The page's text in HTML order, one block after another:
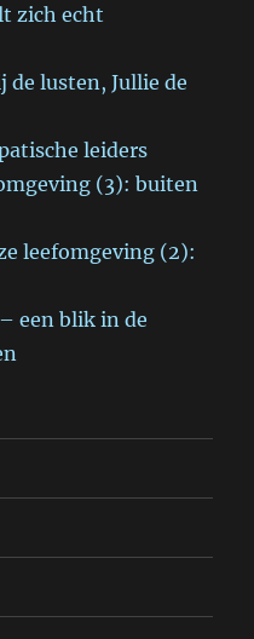
zich echt
de lusten, Jullie de
leiders
(3): buiten
leefomgeving (2):
een blik in de